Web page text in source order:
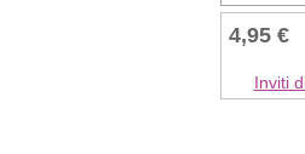
4,95 €
Inviti